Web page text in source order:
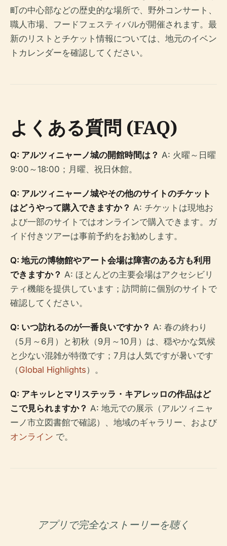
町の中心部などの歴史的な場所で、野外コンサート、
職人市場、フードフェスティバルが開催されます。最
新のリストとチケット情報については、地元のイベン
トカレンダーを確認してください。
よくある質問 (FAQ)
Q: アルツィニャーノ城の開館時間は？ A: 火曜～日曜
9:00～18:00；月曜、祝日休館。
Q: アルツィニャーノ城やその他のサイトのチケット
はどうやって購入できますか？ A: チケットは現地お
よび一部のサイトではオンラインで購入できます。ガ
イド付きツアーは事前予約をお勧めします。
Q: 地元の博物館やアート会場は障害のある方も利用
できますか？ A: ほとんどの主要会場はアクセシビリ
ティ機能を提供しています；訪問前に個別のサイトで
確認してください。
Q: いつ訪れるのが一番良いですか？ A: 春の終わり
（5月～6月）と初秋（9月～10月）は、穏やかな気候
と少ない混雑が特徴です；7月は人気ですが暑いです
（Global Highlights）。
Q: アキッレとマリステッラ・キアレッロの作品はど
こで見られますか？ A: 地元での展示（アルツィニャ
ーノ市立図書館で確認）、地域のギャラリー、および
オンライン で。
アプリで完全なストーリーを聴く